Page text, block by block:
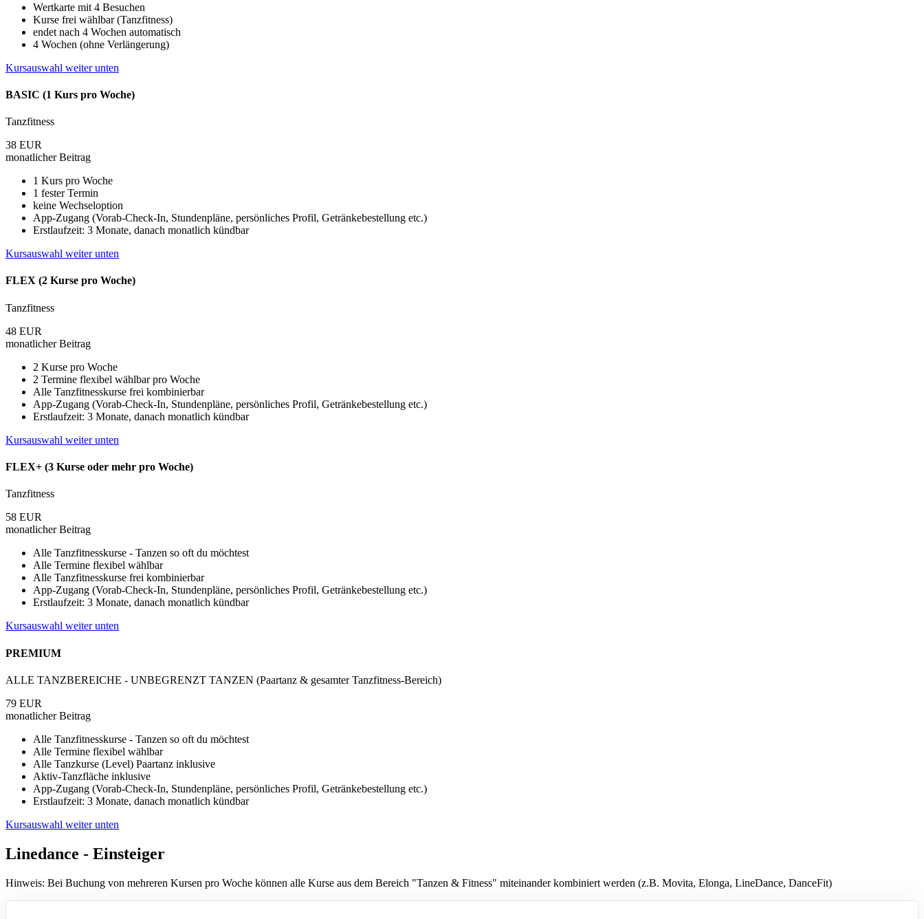
Wertkarte mit 4 Besuchen
Kurse frei wählbar (Tanzfitness)
endet nach 4 Wochen automatisch
4 Wochen (ohne Verlängerung)
Kursauswahl weiter unten
BASIC (1 Kurs pro Woche)
Tanzfitness
38 EUR
monatlicher Beitrag
1 Kurs pro Woche
1 fester Termin
keine Wechseloption
App-Zugang (Vorab-Check-In, Stundenpläne, persönliches Profil, Getränkebestellung etc.)
Erstlaufzeit: 3 Monate, danach monatlich kündbar
Kursauswahl weiter unten
FLEX (2 Kurse pro Woche)
Tanzfitness
48 EUR
monatlicher Beitrag
2 Kurse pro Woche
2 Termine flexibel wählbar pro Woche
Alle Tanzfitnesskurse frei kombinierbar
App-Zugang (Vorab-Check-In, Stundenpläne, persönliches Profil, Getränkebestellung etc.)
Erstlaufzeit: 3 Monate, danach monatlich kündbar
Kursauswahl weiter unten
FLEX+ (3 Kurse oder mehr pro Woche)
Tanzfitness
58 EUR
monatlicher Beitrag
Alle Tanzfitnesskurse - Tanzen so oft du möchtest
Alle Termine flexibel wählbar
Alle Tanzfitnesskurse frei kombinierbar
App-Zugang (Vorab-Check-In, Stundenpläne, persönliches Profil, Getränkebestellung etc.)
Erstlaufzeit: 3 Monate, danach monatlich kündbar
Kursauswahl weiter unten
PREMIUM
ALLE TANZBEREICHE - UNBEGRENZT TANZEN (Paartanz & gesamter Tanzfitness-Bereich)
79 EUR
monatlicher Beitrag
Alle Tanzfitnesskurse - Tanzen so oft du möchtest
Alle Termine flexibel wählbar
Alle Tanzkurse (Level) Paartanz inklusive
Aktiv-Tanzfläche inklusive
App-Zugang (Vorab-Check-In, Stundenpläne, persönliches Profil, Getränkebestellung etc.)
Erstlaufzeit: 3 Monate, danach monatlich kündbar
Kursauswahl weiter unten
Linedance - Einsteiger
Hinweis: Bei Buchung von mehreren Kursen pro Woche können alle Kurse aus dem Bereich "Tanzen & Fitness" miteinander kombiniert werden (z.B. Movita, Elonga, LineDance, DanceFit)